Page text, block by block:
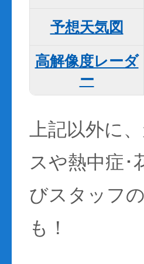
予想天気図
高解像度レーダ
ー
上記以外に
スや熱中症･
びスタッフ
も！